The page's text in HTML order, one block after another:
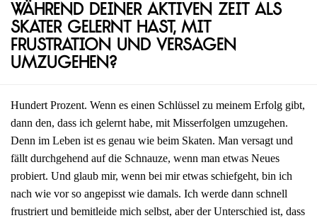
während deiner aktiven Zeit als
Skater gelernt hast, mit
Frustration und Versagen
umzugehen?
Hundert Prozent. Wenn es einen Schlüssel zu meinem Erfolg gibt,
dann den, dass ich gelernt habe, mit Misserfolgen umzugehen.
Denn im Leben ist es genau wie beim Skaten. Man versagt und
fällt durchgehend auf die Schnauze, wenn man etwas Neues
probiert. Und glaub mir, wenn bei mir etwas schiefgeht, bin ich
nach wie vor so angepisst wie damals. Ich werde dann schnell
frustriert und bemitleide mich selbst, aber der Unterschied ist, dass